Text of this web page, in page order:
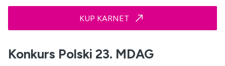
Konkurs Polski 23. MDAG
KUP KARNET